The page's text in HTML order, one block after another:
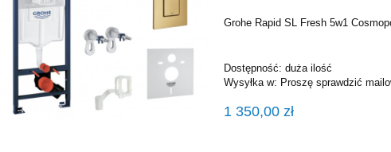
Grohe Rapid SL Fresh 5w1
Dostępność: duża ilość
Wysyłka w: Proszę sprawdzić
1 350,00 zł